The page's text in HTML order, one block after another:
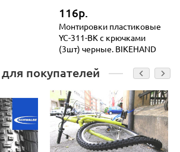
116р.
Монтировки пластиковые
YC-311-BK с крючками
(3шт) черные. BIKEHAND
покупателей